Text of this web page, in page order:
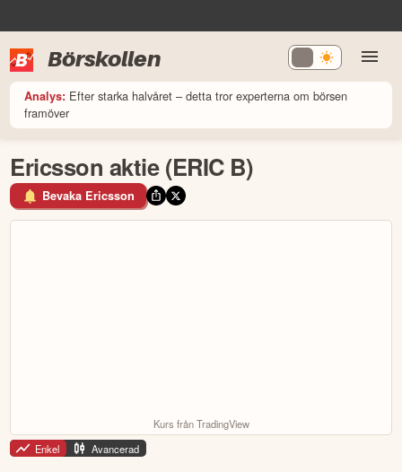
Börskollen
Analys: Efter starka halvåret – detta tror experterna om börsen
framöver
Ericsson aktie (ERIC B)
Bevaka Ericsson
Kurs från TradingView
Enkel
Avancerad